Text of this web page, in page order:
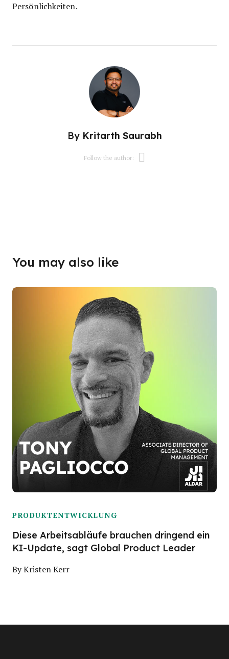
Persönlichkeiten.
By Kritarth Saurabh
Follow the author: Opens new
You may also like
PRODUKTENTWICKLUNG
Diese Arbeitsabläufe brauchen dringend ein
KI-Update, sagt Global Product Leader
ByKristen Kerr